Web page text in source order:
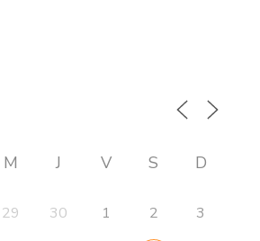
M J V S D
29 30 1 2 3